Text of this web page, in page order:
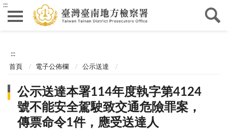
:::
:::
首頁 電子公佈欄 公示送達
公示送達本署114年度執字第4124
號不能安全駕駛致交通危險罪案，
傳票命令1件，應受送達人